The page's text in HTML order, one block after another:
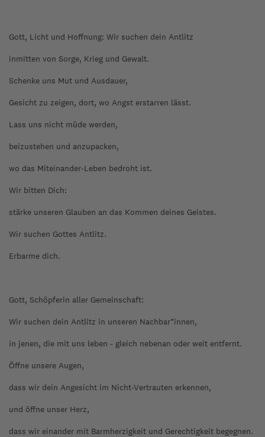
Gott, Licht und Hoffnung: Wir suchen dein Antlitz
inmitten von Sorge, Krieg und Gewalt.
Schenke uns Mut und Ausdauer,
Gesicht zu zeigen, dort, wo Angst erstarren lässt.
Lass uns nicht müde werden,
beizustehen und anzupacken,
wo das Miteinander-Leben bedroht ist.
Wir bitten Dich:
stärke unseren Glauben an das Kommen deines Geistes.
Wir suchen Gottes Antlitz.
Erbarme dich.
Gott, Schöpferin aller Gemeinschaft:
Wir suchen dein Antlitz in unseren Nachbar*innen,
in jenen, die mit uns leben - gleich nebenan oder weit entfernt.
Öffne unsere Augen,
dass wir dein Angesicht im Nicht-Vertrauten erkennen,
und öffne unser Herz,
dass wir einander mit Barmherzigkeit und Gerechtigkeit begegnen.